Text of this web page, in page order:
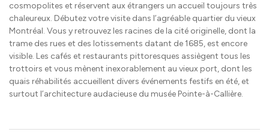
cosmopolites et réservent aux étrangers un accueil toujours très
chaleureux. Débutez votre visite dans l’agréable quartier du vieux
Montréal. Vous y retrouvez les racines de la cité originelle, dont la
trame des rues et des lotissements datant de 1685, est encore
visible. Les cafés et restaurants pittoresques assiègent tous les
trottoirs et vous mènent inexorablement au vieux port, dont les
quais réhabilités accueillent divers événements festifs en été, et
surtout l’architecture audacieuse du musée Pointe-à-Callière.